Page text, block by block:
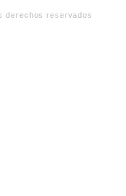
derechos reservados